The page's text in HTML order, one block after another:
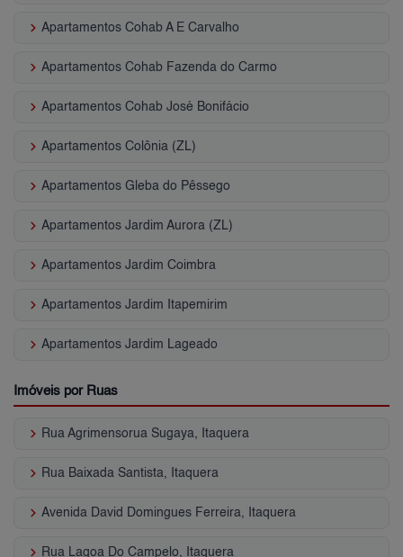
keyboard_arrow_right Apartamentos Cohab A E Carvalho
keyboard_arrow_right Apartamentos Cohab Fazenda do Carmo
keyboard_arrow_right Apartamentos Cohab José Bonifácio
keyboard_arrow_right Apartamentos Colônia (ZL)
keyboard_arrow_right Apartamentos Gleba do Pêssego
keyboard_arrow_right Apartamentos Jardim Aurora (ZL)
keyboard_arrow_right Apartamentos Jardim Coimbra
keyboard_arrow_right Apartamentos Jardim Itapemirim
keyboard_arrow_right Apartamentos Jardim Lageado
Imóveis por Ruas
keyboard_arrow_right Rua Agrimensorua Sugaya, Itaquera
keyboard_arrow_right Rua Baixada Santista, Itaquera
keyboard_arrow_right Avenida David Domingues Ferreira, Itaquera
keyboard_arrow_right Rua Lagoa Do Campelo, Itaquera